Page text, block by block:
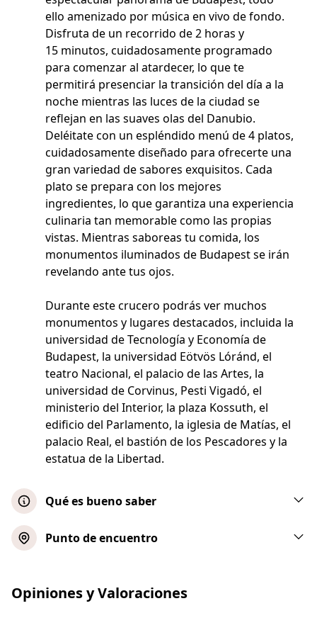
ello amenizado por música en vivo de fondo.
Disfruta de un recorrido de 2 horas y
15 minutos, cuidadosamente programado
para comenzar al atardecer, lo que te
permitirá presenciar la transición del día a la
noche mientras las luces de la ciudad se
reflejan en las suaves olas del Danubio.
Deléitate con un espléndido menú de 4 platos,
cuidadosamente diseñado para ofrecerte una
gran variedad de sabores exquisitos. Cada
plato se prepara con los mejores
ingredientes, lo que garantiza una experiencia
culinaria tan memorable como las propias
vistas. Mientras saboreas tu comida, los
monumentos iluminados de Budapest se irán
revelando ante tus ojos.
Durante este crucero podrás ver muchos
monumentos y lugares destacados, incluida la
universidad de Tecnología y Economía de
Budapest, la universidad Eötvös Lóránd, el
teatro Nacional, el palacio de las Artes, la
universidad de Corvinus, Pesti Vigadó, el
ministerio del Interior, la plaza Kossuth, el
edificio del Parlamento, la iglesia de Matías, el
palacio Real, el bastión de los Pescadores y la
estatua de la Libertad.
Qué es bueno saber
El ticket para bebés no incluye la cena.
El menú está disponible en otros idiomas a
Punto de encuentro
Opiniones y Valoraciones